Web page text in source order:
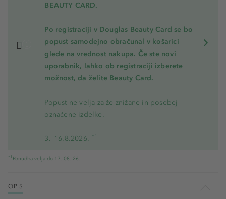
BEAUTY CARD.
Po registraciji v Douglas Beauty Card se bo
popust samodejno obračunal v košarici
glede na vrednost nakupa. Če ste novi
uporabnik, lahko ob registraciji izberete
možnost, da želite Beauty Card.
Popust ne velja za že znižane in posebej
označene izdelke.
3.–16.8.2026. *1
*1 Ponudba velja do 17. 08. 26.
OPIS